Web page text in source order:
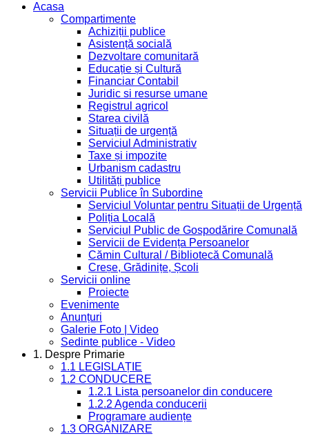
Acasa
Compartimente
Achiziții publice
Asistență socială
Dezvoltare comunitară
Educație și Cultură
Financiar Contabil
Juridic si resurse umane
Registrul agricol
Starea civilă
Situații de urgență
Serviciul Administrativ
Taxe și impozite
Urbanism cadastru
Utilități publice
Servicii Publice în Subordine
Serviciul Voluntar pentru Situații de Urgență
Poliția Locală
Serviciul Public de Gospodărire Comunală
Servicii de Evidența Persoanelor
Cămin Cultural / Bibliotecă Comunală
Creșe, Grădinițe, Școli
Servicii online
Proiecte
Evenimente
Anunțuri
Galerie Foto | Video
Sedinte publice - Video
1. Despre Primarie
1.1 LEGISLAȚIE
1.2 CONDUCERE
1.2.1 Lista persoanelor din conducere
1.2.2 Agenda conducerii
Programare audiențe
1.3 ORGANIZARE